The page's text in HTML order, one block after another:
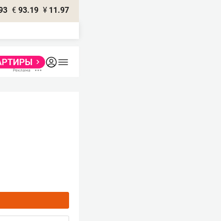
€ 93.19 ¥ 11.97